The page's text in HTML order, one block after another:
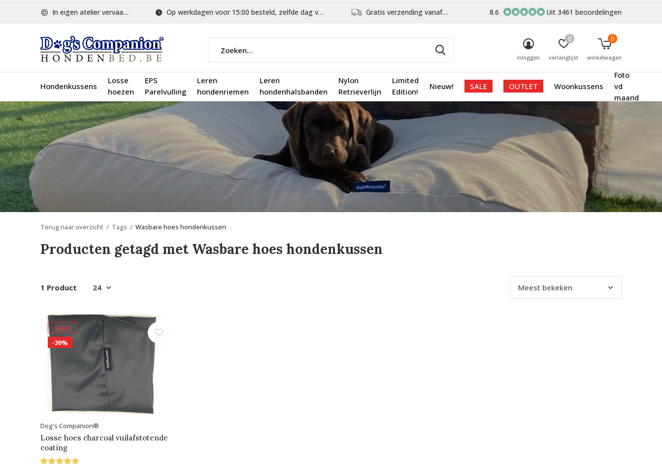
Hondenkussens
Losse
hoezen
EPS
Parelvulling
Leren
hondenriemen
Leren
hondenhalsbanden
Nylon
Retrieverlijn
Limited
Edition!
Nieuw! SALE OUTLET Woonkussens
Foto
vd
maand
inloggen verlanglijst
0
winkelwagen
0
In eigen atelier vervaardigd Op werkdagen voor 15:00 besteld, zelfde dag verstuurd Gratis verzending vanaf €75,- 8.6 Uit 3461 beoordelingen
Terug naar overzicht Tags Wasbare hoes hondenkussen
Producten getagd met Wasbare hoes hondenkussen
1 Product
SALE
-30%
Dog's Companion®
Losse hoes charcoal vuilafstotende
coating